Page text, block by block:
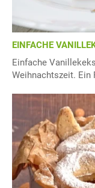
EINFACHE
Einfache
Weihnachtszeit. Ein